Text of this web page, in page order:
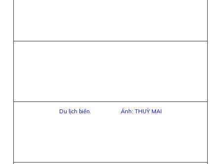
Du lịch biển. Ảnh: THUỲ MAI